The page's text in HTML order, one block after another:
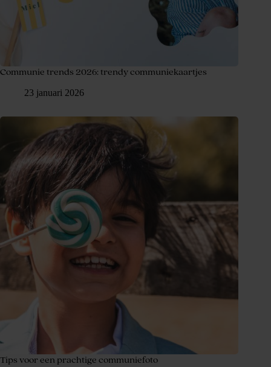
Communie trends 2026: trendy communiekaartjes
23 januari 2026
Tips voor een prachtige communiefoto